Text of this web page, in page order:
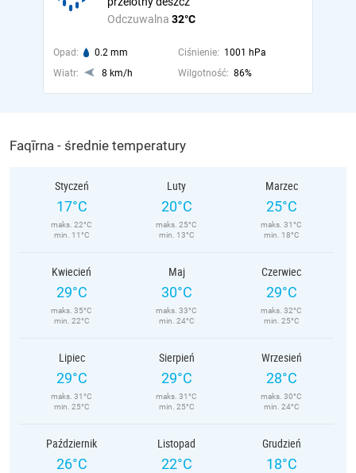
Odczuwalna 32°C
Opad: 0.2 mm Ciśnienie: 1001 hPa
Wiatr:
8 km/h Wilgotność: 86%
Faqīrna - średnie temperatury
Styczeń
17°C
maks. 22°C
min. 11°C
Luty
20°C
maks. 25°C
min. 13°C
Marzec
25°C
maks. 31°C
min. 18°C
Kwiecień
29°C
maks. 35°C
min. 22°C
Maj
30°C
maks. 33°C
min. 24°C
Czerwiec
29°C
maks. 32°C
min. 25°C
Lipiec
29°C
maks. 31°C
min. 25°C
Sierpień
29°C
maks. 31°C
min. 25°C
Wrzesień
28°C
maks. 30°C
min. 24°C
Październik
26°C
Listopad
22°C
Grudzień
18°C